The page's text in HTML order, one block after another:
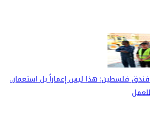
فلسطين: هذا ليس إعماراً بل استعمار..